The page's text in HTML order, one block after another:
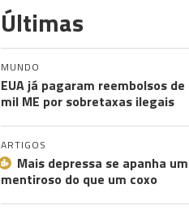
Últimas
MUNDO
EUA já pagaram reembolsos de
mil ME por sobretaxas ilegais
ARTIGOS
Mais depressa se apanha um
mentiroso do que um coxo